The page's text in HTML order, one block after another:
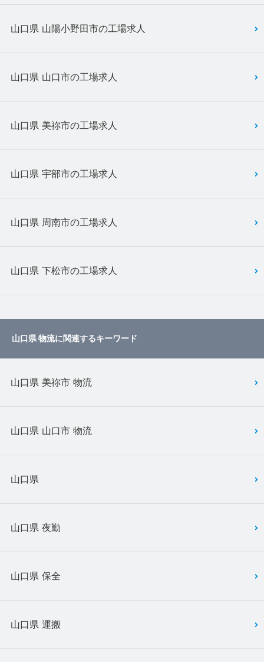
山口県 山陽小野田市の工場求人
山口県 山口市の工場求人
山口県 美祢市の工場求人
山口県 宇部市の工場求人
山口県 周南市の工場求人
山口県 下松市の工場求人
山口県 物流に関連するキーワード
山口県 美祢市 物流
山口県 山口市 物流
山口県
山口県 夜勤
山口県 保全
山口県 運搬